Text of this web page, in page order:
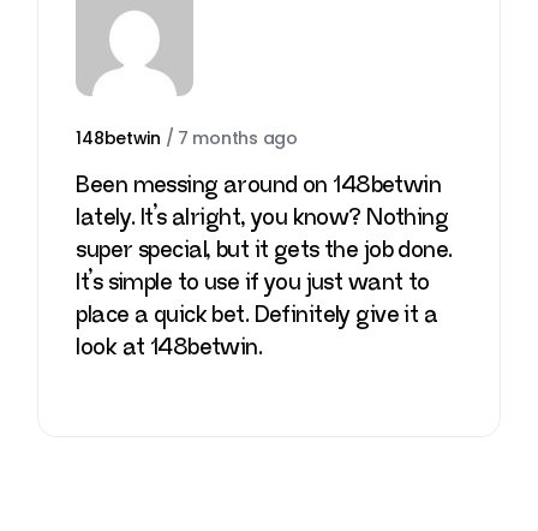
148betwin / 7 months ago
Been messing around on 148betwin
lately. It’s alright, you know? Nothing
super special, but it gets the job done.
It’s simple to use if you just want to
place a quick bet. Definitely give it a
look at 148betwin.